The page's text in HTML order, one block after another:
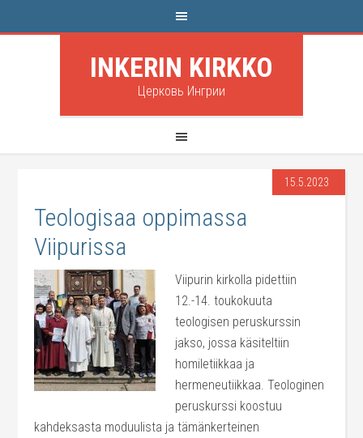
INKERIN KIRKKO
Церковь Ингрии
15.5.2023
Teologisaa oppimassa
Viipurissa
Viipurin kirkolla pidettiin
12.-14. toukokuuta
teologisen peruskurssin
jakso, jossa käsiteltiin
homiletiikkaa ja
hermeneutiikkaa. Teologinen
peruskurssi koostuu
kahdeksasta moduulista ja tämänkerteinen